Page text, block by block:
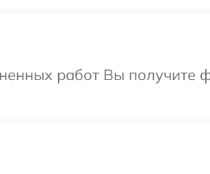
работ Вы получите